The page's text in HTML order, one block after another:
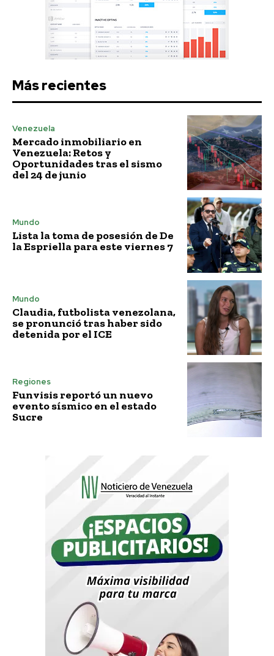
Más recientes
Venezuela
Mercado inmobiliario en
Venezuela: Retos y
Oportunidades tras el sismo
del 24 de junio
Mundo
Lista la toma de posesión de De
la Espriella para este viernes 7
Mundo
Claudia, futbolista venezolana,
se pronunció tras haber sido
detenida por el ICE
Regiones
Funvisis reportó un nuevo
evento sísmico en el estado
Sucre